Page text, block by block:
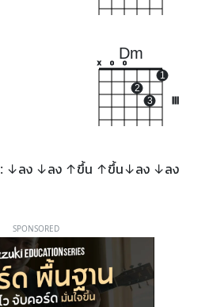
Dm
x o o
2
3
1
: ↓ลง ↓ลง ↑ขึ้น ↑ขึ้น↓ลง ↓ลง
SPONSORED